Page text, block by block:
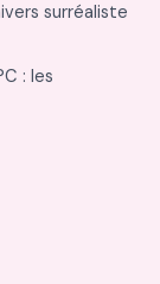
surréaliste
: les